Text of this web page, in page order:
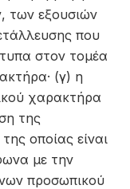
των εξουσιών
που
στον τομέα
(γ) η
χαρακτήρα
της
οποίας είναι
με την
προσωπικού